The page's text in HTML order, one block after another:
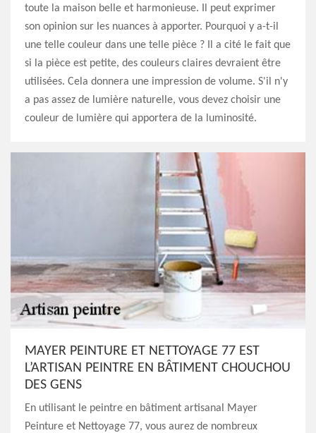
toute la maison belle et harmonieuse. Il peut exprimer
son opinion sur les nuances à apporter. Pourquoi y a-t-il
une telle couleur dans une telle pièce ? Il a cité le fait que
si la pièce est petite, des couleurs claires devraient être
utilisées. Cela donnera une impression de volume. S'il n'y
a pas assez de lumière naturelle, vous devez choisir une
couleur de lumière qui apportera de la luminosité.
MAYER PEINTURE ET NETTOYAGE 77 EST
L’ARTISAN PEINTRE EN BÂTIMENT CHOUCHOU
DES GENS
En utilisant le peintre en bâtiment artisanal Mayer
Peinture et Nettoyage 77, vous aurez de nombreux